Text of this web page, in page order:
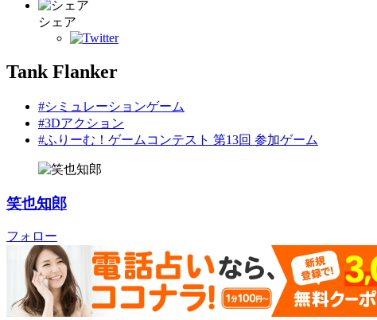
シェア
Tank Flanker
#シミュレーションゲーム
#3Dアクション
#ふりーむ！ゲームコンテスト 第13回 参加ゲーム
笑也知郎
フォロー